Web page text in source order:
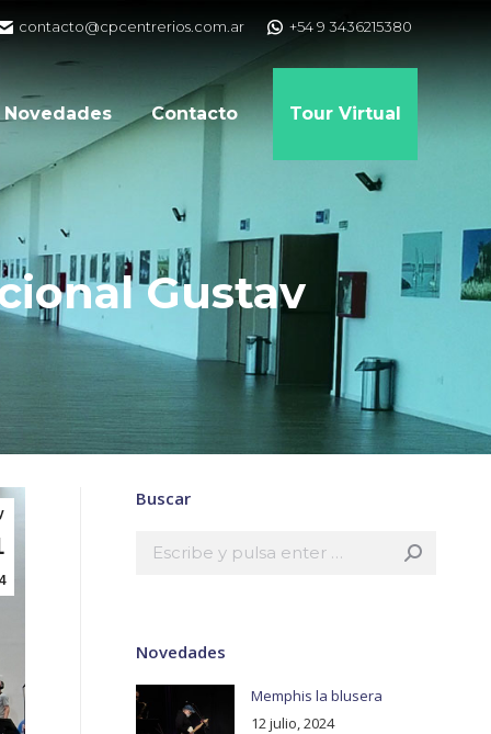
contacto@cpcentrerios.com.ar +54 9 3436215380
Novedades Contacto Tour Virtual
Gustav
Buscar
Novedades
Memphis la blusera
12 julio, 2024